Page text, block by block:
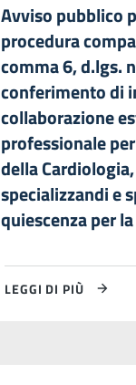
Avviso pubblico
procedura
comma 6, d.lgs.
conferimento di
collaborazione
professionale
della
specializzandi e
quiescenza per
LEGGI DI PIÙ